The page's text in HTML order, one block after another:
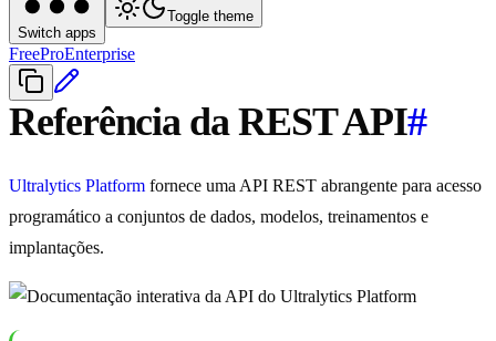
Switch apps
Toggle theme
FreeProEnterprise
Referência da REST API#
Ultralytics Platform fornece uma API REST abrangente para acesso
programático a conjuntos de dados, modelos, treinamentos e
implantações.